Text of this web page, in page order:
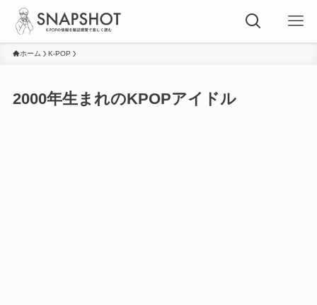
ホーム K-POP
2000年生まれのKPOPアイドル